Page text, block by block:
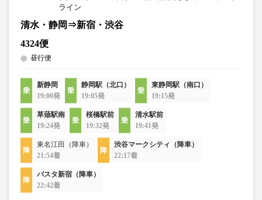
ライン
清水・静岡⇒新宿・渋谷
4324便
昼行便
新静岡
19:00発
静岡駅（北口）
19:05発
東静岡駅（南口）
19:15発
草薙駅南
19:24発
桜橋駅前
19:32発
清水駅前
19:41発
東名江田（降車）
21:54着
渋谷マークシティ（降車）
22:17着
バスタ新宿（降車）
22:42着